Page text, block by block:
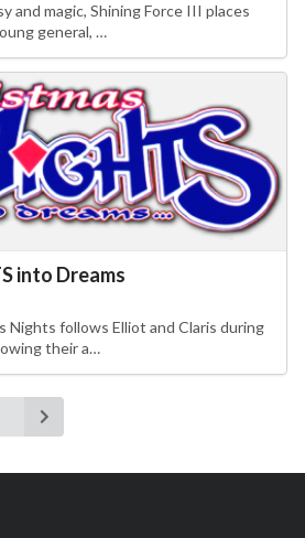
and magic, Shining Force III places
general, …
into Dreams
Nights follows Elliot and Claris during
their a…